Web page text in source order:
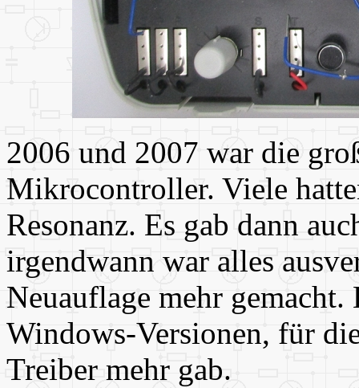
2006 und 2007 war die
Mikrocontroller. Viele
Resonanz. Es gab dann
irgendwann war alles
Neuauflage mehr
Windows-Versionen, für
Treiber mehr gab.